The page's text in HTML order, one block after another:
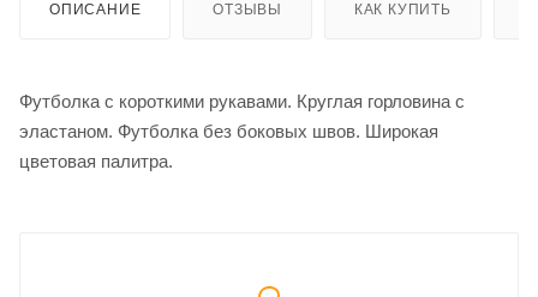
ОПИСАНИЕ ОТЗЫВЫ КАК КУПИТЬ
Футболка с короткими рукавами. Круглая горловина с
эластаном. Футболка без боковых швов. Широкая
цветовая палитра.